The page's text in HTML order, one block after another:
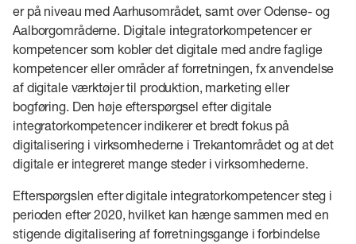
er på niveau med Aarhusområdet, samt over Odense- og
Aalborgområderne. Digitale integratorkompetencer er
kompetencer som kobler det digitale med andre faglige
kompetencer eller områder af forretningen, fx anvendelse
af digitale værktøjer til produktion, marketing eller
bogføring. Den høje efterspørgsel efter digitale
integratorkompetencer indikerer et bredt fokus på
digitalisering i virksomhederne i Trekantområdet og at det
digitale er integreret mange steder i virksomhederne.
Efterspørgslen efter digitale integratorkompetencer steg i
perioden efter 2020, hvilket kan hænge sammen med en
stigende digitalisering af forretningsgange i forbindelse